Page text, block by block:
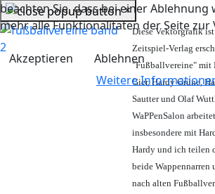
beachten Sie, dass bei einer
mehr alle Funktionalitäten der Seite zur
Akzeptieren
Ablehnen
Weitere
×
Diese Vektorgrafik
Zeitspiel-Verlag
"Fußballvereine" mit
Gier, Hardy Grüne,
Sautter und Olaf
WaPPenSalon
insbesondere mit
Hardy und ich teilen
beide Wappennarren
nach alten